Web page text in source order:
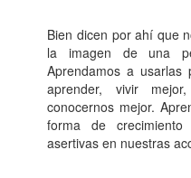
Bien dicen por ahí que
la imagen de una
Aprendamos a usarlas
aprender, vivir
conocernos mejor.
forma de
asertivas en nuestras